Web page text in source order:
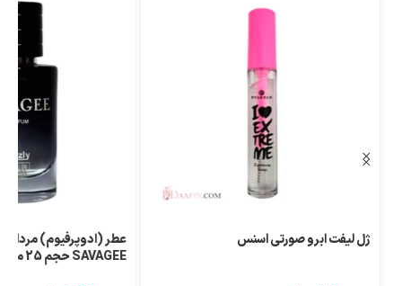
ژل لیفت ابرو صورتی اسنس
عطر (ادوپرفیوم) مردانه
SAVAGEE حجم 25 میلی لیتر